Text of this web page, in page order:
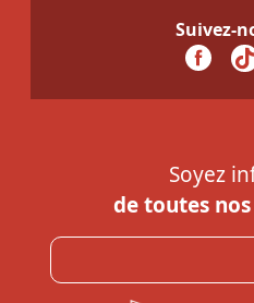
Suivez-
Soyez
de toutes